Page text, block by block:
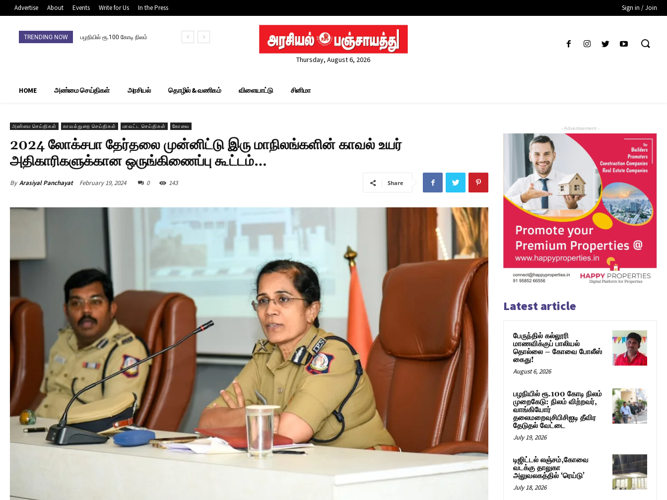
Advertise About Events Write for Us In the Press Sign in / Join
TRENDING NOW
பழநியில் ரூ.100 கோடி நிலம்
தேடுதல் வேட்டை
Thursday, August 6, 2026
HOME அண்மை செய்திகள் அரசியல் தொழில் & வணிகம் விளையாட்டு சினிமா
அண்மை செய்திகள் காவல்துறை செய்திகள் மாவட்ட செய்திகள் கோவை
2024 லோக்சபா தேர்தலை முன்னிட்டு இரு மாநிலங்களின் காவல் உயர்
அதிகாரிகளுக்கான ஒருங்கிணைப்பு கூட்டம்…
By Arasiyal Panchayat February 19, 2024 0 143 Share
- Advertisement -
Latest article
பேருந்தில் கல்லூரி
மாணவிக்குப் பாலியல்
தொல்லை – கோவை போலீஸ்
கைது!
August 6, 2026
பழநியில் ரூ.100 கோடி நிலம்
முறைகேடு: நிலம் விற்றவர்,
வாங்கியோர்
தலைமறைவுசிபிசிஐடி தீவிர
தேடுதல் வேட்டை
July 19, 2026
டிஜிட்டல் லஞ்சம்,கோவை
வடக்கு தாலுகா
அலுவலகத்தில் ‘ரெய்டு’
July 18, 2026